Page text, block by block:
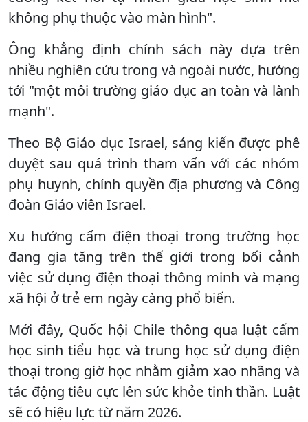
không phụ thuộc vào màn hình".
Ông khẳng định chính sách này dựa trên
nhiều nghiên cứu trong và ngoài nước, hướng
tới "một môi trường giáo dục an toàn và lành
mạnh".
Theo Bộ Giáo dục Israel, sáng kiến được phê
duyệt sau quá trình tham vấn với các nhóm
phụ huynh, chính quyền địa phương và Công
đoàn Giáo viên Israel.
Xu hướng cấm điện thoại trong trường học
đang gia tăng trên thế giới trong bối cảnh
việc sử dụng điện thoại thông minh và mạng
xã hội ở trẻ em ngày càng phổ biến.
Mới đây, Quốc hội Chile thông qua luật cấm
học sinh tiểu học và trung học sử dụng điện
thoại trong giờ học nhằm giảm xao nhãng và
tác động tiêu cực lên sức khỏe tinh thần. Luật
sẽ có hiệu lực từ năm 2026.